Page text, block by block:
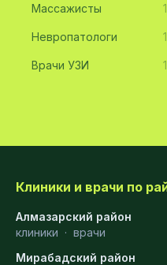
Массажисты 1
Невропатологи 1
Врачи УЗИ 1
Клиники и врачи по
Алмазарский район
клиники · врачи
Мирабадский район